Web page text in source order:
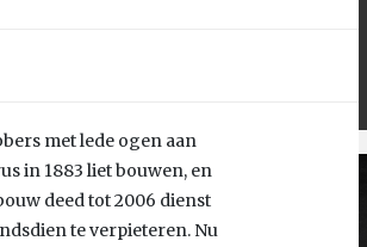
met lede ogen aan
in 1883 liet bouwen, en
deed tot 2006 dienst
te verpieteren. Nu